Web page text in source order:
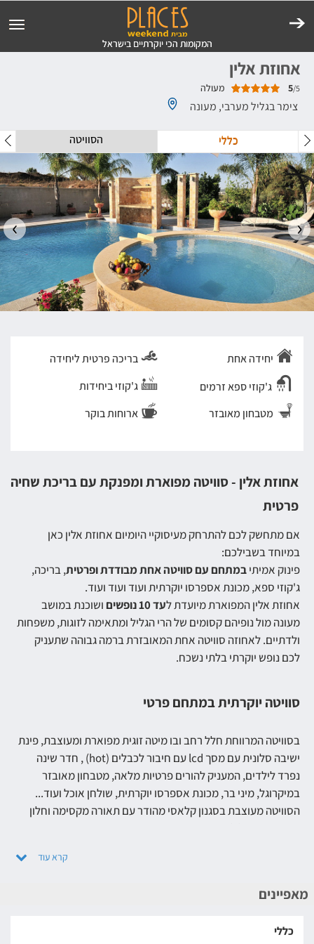
אחוזת אלין
5/5 מעולה
צימר בגליל מערבי, מעונה
הסוויטה כללי
יחידה אחת
בריכה פרטית ליחידה
ג'קוזי ספא זרמים
ג'קוזי ביחידות
מטבחון מאובזר
ארוחות בוקר
אחוזת אלין - סוויטה מפוארת ומפנקת עם בריכת שחיה
פרטית
אם מתחשק לכם להתרחק מעיסוקיי היומיום אחוזת אלין כאן
במיוחד בשבילכם:
פינוק אמיתיבמתחם עם סוויטה אחת מבודדת ופרטית, בריכה,
ג'קוזי ספא, מכונת אספרסו יוקרתית ועוד ועוד ועוד.
אחוזת אלין המפוארת מיועדת לעד 10 נופשים
ושוכנת במושב
מעונה מול נופיהם קסומים של הרי הגליל ומתאימה לזוגות, משפחות
ולדתיים. לאחוזה סוויטה אחת המאובזרת ברמה גבוהה שתעניק
לכם נופש יוקרתי בלתי נשכח.
סוויטה יוקרתית במתחם פרטי
בסוויטה המרווחת חלל רחב ובו מיטה זוגית מפוארת ומעוצבת, פינת
ישיבה סלונית עם מסך lcd עם חיבור לכבלים (hot) , חדר שינה
נפרד לילדים, המעניק להורים פרטיות מלאה, מטבחון מאובזר
במיקרוגל, מיני בר, מכונת אספרסו יוקרתית, שולחן אוכל ועוד...
הסוויטה מעוצבת בסגנון קלאסי מהודר עם תאורה מקסימה וחלון
מאפיינים
כללי